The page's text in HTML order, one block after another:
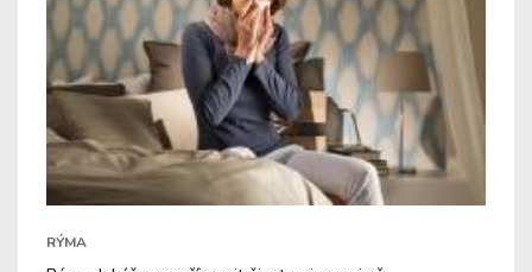
RÝMA